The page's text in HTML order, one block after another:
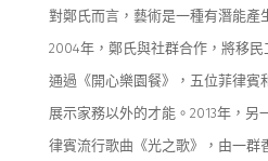
對鄭氏而言，藝術是一種有潛能產
2004年， 鄭氏與社群合作，將移民
通過 《開心樂園餐》 ， 五位菲律賓
展示家務以外的才能。 2013年， 另
律賓流行歌曲《光之歌》
，由一群